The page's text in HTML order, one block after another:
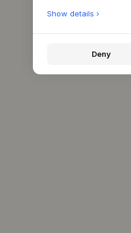
Show details ›
Deny